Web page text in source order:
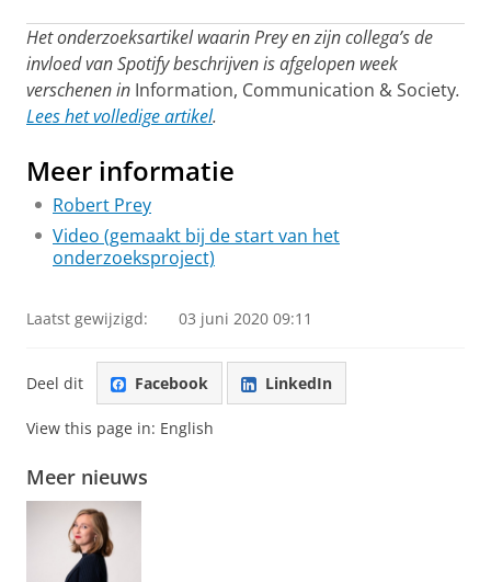
Het onderzoeksartikel waarin Prey en zijn collega’s de
invloed van Spotify beschrijven is afgelopen week
verschenen in Information, Communication & Society.
Lees het volledige artikel.
Meer informatie
Robert Prey
Video (gemaakt bij de start van het
onderzoeksproject)
Laatst gewijzigd: 03 juni 2020 09:11
Deel dit Facebook LinkedIn
View this page in: English
Meer nieuws